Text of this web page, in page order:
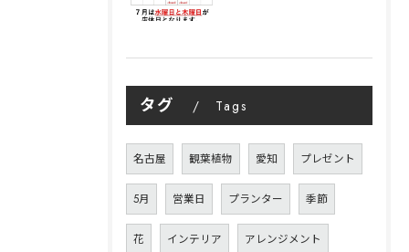
タグ Tags
名古屋 観葉植物 愛知 プレゼント
5月 営業日 プランター 季節
花 インテリア アレンジメント